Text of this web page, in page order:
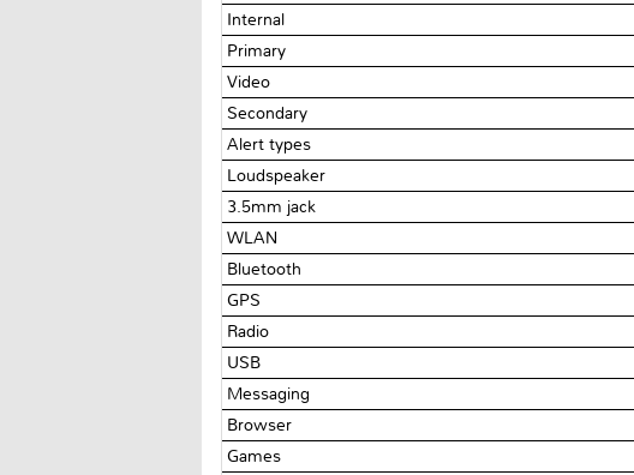
Internal
Primary
Video
Secondary
Alert types
Loudspeaker
3.5mm jack
WLAN
Bluetooth
GPS
Radio
USB
Messaging
Browser
Games